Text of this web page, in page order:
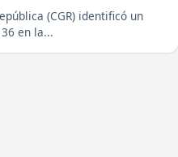
(CGR) identificó un
en la...